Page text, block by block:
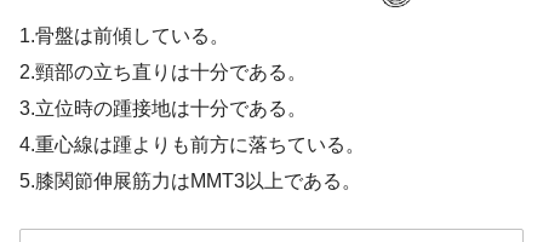
1.骨盤は前傾している。
2.頸部の立ち直りは十分である。
3.立位時の踵接地は十分である。
4.重心線は踵よりも前方に落ちている。
5.膝関節伸展筋力はMMT3以上である。